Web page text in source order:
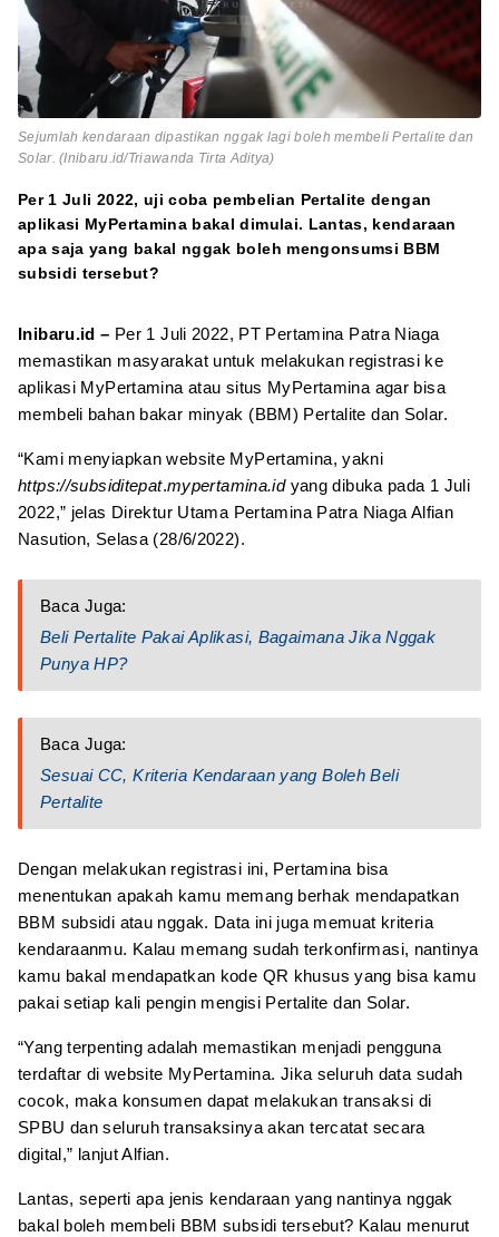
Sejumlah kendaraan dipastikan nggak lagi boleh membeli Pertalite dan
Solar. (Inibaru.id/Triawanda Tirta Aditya)
Per 1 Juli 2022, uji coba pembelian Pertalite dengan
aplikasi MyPertamina bakal dimulai. Lantas, kendaraan
apa saja yang bakal nggak boleh mengonsumsi BBM
subsidi tersebut?
Inibaru.id – Per 1 Juli 2022, PT Pertamina Patra Niaga
memastikan masyarakat untuk melakukan registrasi ke
aplikasi MyPertamina atau situs MyPertamina agar bisa
membeli bahan bakar minyak (BBM) Pertalite dan Solar.
“Kami menyiapkan website MyPertamina, yakni
https://subsiditepat.mypertamina.idyang dibuka pada 1 Juli
2022,” jelas Direktur Utama Pertamina Patra Niaga Alfian
Nasution, Selasa (28/6/2022).
Baca Juga:
Beli Pertalite Pakai Aplikasi, Bagaimana Jika Nggak
Punya HP?
Baca Juga:
Sesuai CC, Kriteria Kendaraan yang Boleh Beli
Pertalite
Dengan melakukan registrasi ini, Pertamina bisa
menentukan apakah kamu memang berhak mendapatkan
BBM subsidi atau nggak. Data ini juga memuat kriteria
kendaraanmu. Kalau memang sudah terkonfirmasi, nantinya
kamu bakal mendapatkan kode QR khusus yang bisa kamu
pakai setiap kali pengin mengisi Pertalite dan Solar.
“Yang terpenting adalah memastikan menjadi pengguna
terdaftar di website MyPertamina. Jika seluruh data sudah
cocok, maka konsumen dapat melakukan transaksi di
SPBU dan seluruh transaksinya akan tercatat secara
digital,” lanjut Alfian.
Lantas, seperti apa jenis kendaraan yang nantinya nggak
bakal boleh membeli BBM subsidi tersebut? Kalau menurut